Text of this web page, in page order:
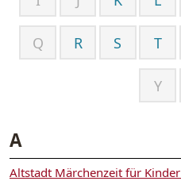
Q R S T
Y
A
Altstadt Märchenzeit für Kinder